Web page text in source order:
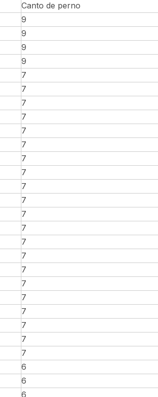
Canto de perno
9
9
9
9
7
7
7
7
7
7
7
7
7
7
7
7
7
7
7
7
7
7
7
7
7
6
6
6